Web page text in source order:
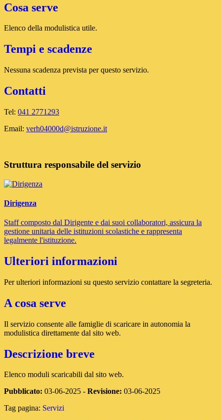
Cosa serve
Elenco della modulistica utile.
Tempi e scadenze
Nessuna scadenza prevista per questo servizio.
Contatti
Tel: 041 2771293
Email: verh04000d@istruzione.it
Struttura responsabile del servizio
Dirigenza
Staff composto dal Dirigente e dai suoi collaboratori, assicura la
gestione unitaria delle istituzioni scolastiche e rappresenta
legalmente l'istituzione.
Ulteriori informazioni
Per ulteriori informazioni su questo servizio contattare la segreteria.
A cosa serve
Il servizio consente alle famiglie di scaricare in autonomia la
modulistica direttamente dal sito web.
Descrizione breve
Elenco moduli scaricabili dal sito web.
Pubblicato: 03-06-2025 - Revisione: 03-06-2025
Tag pagina: Servizi